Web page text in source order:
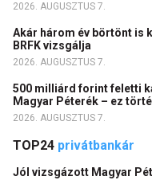
2026. AUGUSZTUS 7.
Akár három év börtönt is
BRFK vizsgálja
2026. AUGUSZTUS 7.
500 milliárd forint feletti
Magyar Péterék – ez
2026. AUGUSZTUS 7.
TOP24 privátbankár
Jól vizsgázott Magyar